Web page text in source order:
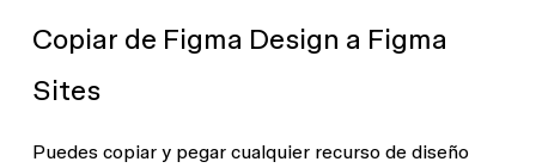
Copiar de Figma Design a Figma
Sites
Puedes copiar y pegar cualquier recurso de diseño